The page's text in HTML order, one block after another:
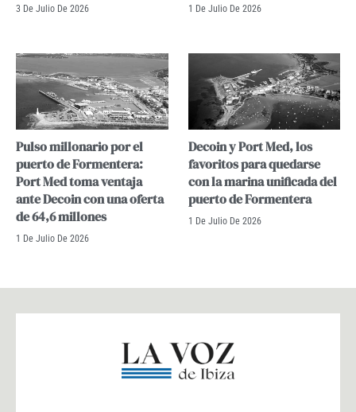
3 De Julio De 2026 1 De Julio De 2026
Pulso millonario por el
puerto de Formentera:
Port Med toma ventaja
ante Decoin con una oferta
de 64,6 millones
1 De Julio De 2026
Decoin y Port Med, los
favoritos para quedarse
con la marina unificada del
puerto de Formentera
1 De Julio De 2026